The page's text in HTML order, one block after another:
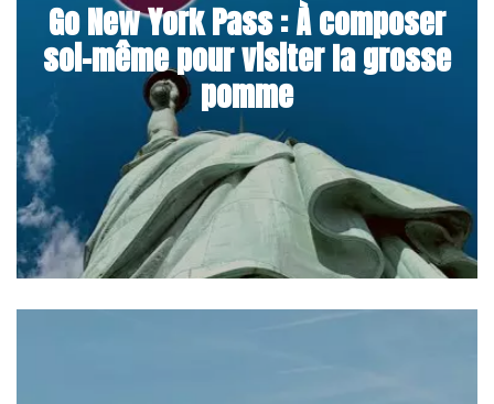
Go New York Pass : À composer
soi-même pour visiter la grosse
pomme